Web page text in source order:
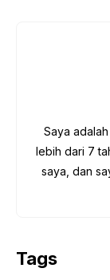
Saya
lebih dari 7
saya, dan
Tags